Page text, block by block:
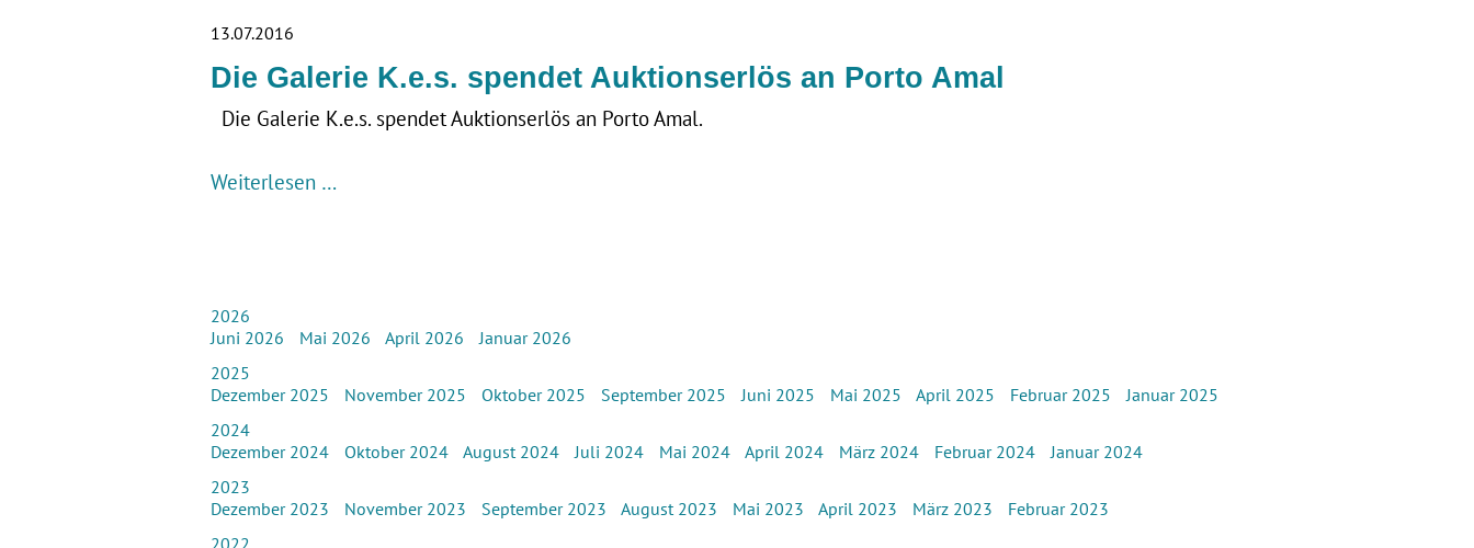
13.07.2016
Die Galerie K.e.s. spendet Auktionserlös an Porto Amal
Die Galerie K.e.s. spendet Auktionserlös an Porto Amal.
Weiterlesen …
2026
Juni 2026
Mai 2026 April 2026
Januar 2026
2025
Dezember 2025
November 2025 Oktober 2025 September 2025 Juni 2025 Mai 2025 April 2025 Februar 2025
Januar 2025
2024
Dezember 2024
Oktober 2024 August 2024 Juli 2024 Mai 2024 April 2024 März 2024 Februar 2024
Januar 2024
2023
Dezember 2023
November 2023 September 2023 August 2023 Mai 2023 April 2023 März 2023
Februar 2023
2022